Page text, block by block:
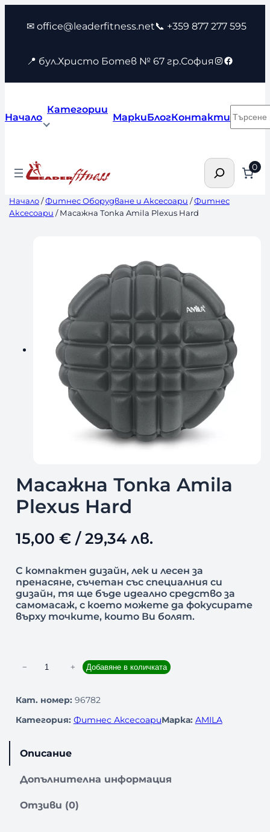
съдържанието
✉ office@leaderfitness.net📞 +359 877 277 595
📍 бул.Христо Ботев № 67 гр.София Instagram
Facebook
Начало
Категории
МаркиБлогКонтакти
Търсене 0
Начало/Фитнес Оборудване и Аксесоари /Фитнес
Аксесоари / Масажна Топка Amila Plexus Hard
Масажна Топка Amila
Plexus Hard
15,00 €/ 29,34 лв.
С компактен дизайн, лек и лесен за
пренасяне, съчетан със специалния си
дизайн, тя ще бъде идеално средство за
самомасаж, с което можете да фокусирате
върху точките, които Ви болят.
ч
т
о
− + Добавяне в количката
Кат. номер: 96782
Категория: Фитнес АксесоариМарка: AMILA
Описание
Допълнителна информация
Отзиви (0)